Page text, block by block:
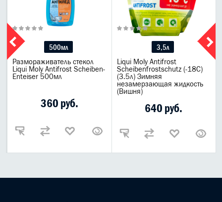
500мл
Размораживатель стекол
Liqui Moly Antifrost Scheiben-
Enteiser 500мл
360 руб.
3,5л
Liqui Moly Antifrost
Scheibenfrostschutz (-18C)
(3.5л) Зимняя
незамерзающая жидкость
(Вишня)
640 руб.